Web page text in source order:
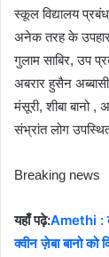
स्कूल विद्यालय
अनेक तरह के
गुलाम साबिर, उप
अबरार हुसैन
मंसूरी, शीबा बानो ,
संभ्रांत लोग
Breaking news
यहाँ पढ़े:Amethi :
क्वीन ज़ेबा बानो को